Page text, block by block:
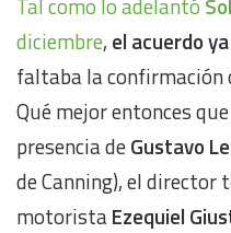
diciembre, el acuerdo
faltaba la confirmación
Qué mejor entonces
presencia deGustavo
de Canning), el director
motoristaEzequiel